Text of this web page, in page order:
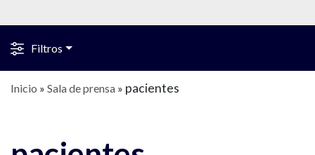
Filtros
Inicio » Sala de prensa » pacientes